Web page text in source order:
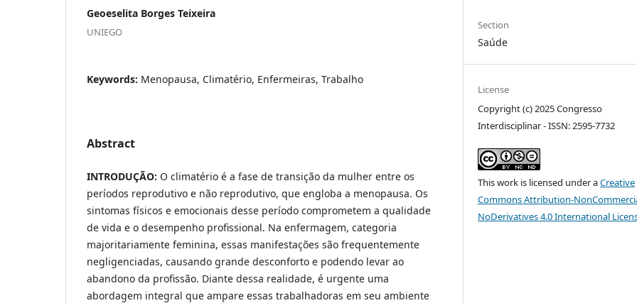
Geoeselita Borges Teixeira
UNIEGO
Keywords: Menopausa, Climatério, Enfermeiras, Trabalho
Abstract
INTRODUÇÃO: O climatério é a fase de transição da mulher entre os
períodos reprodutivo e não reprodutivo, que engloba a menopausa. Os
sintomas físicos e emocionais desse período comprometem a qualidade
de vida e o desempenho profissional. Na enfermagem, categoria
majoritariamente feminina, essas manifestações são frequentemente
negligenciadas, causando grande desconforto e podendo levar ao
abandono da profissão. Diante dessa realidade, é urgente uma
abordagem integral que ampare essas trabalhadoras em seu ambiente
Section
Saúde
License
Copyright (c) 2025 Congresso
Interdisciplinar - ISSN: 2595-7732
This work is licensed under aCreative
Commons Attribution-
NoDerivatives 4.0 International